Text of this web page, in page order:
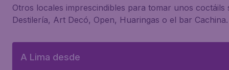
Otros locales imprescindibles para tomar unos coctáils
Destilería, Art Decó, Open, Huaringas o el bar Cachina.
A Lima desde